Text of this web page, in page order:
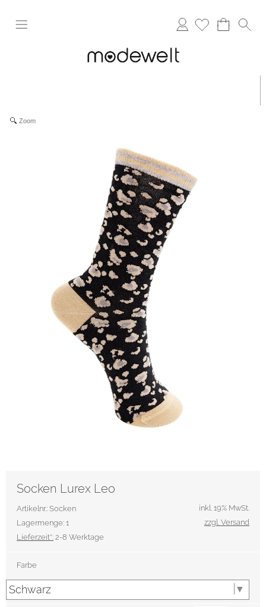
Anmelden
Zoom
Socken Lurex Leo
Artikelnr.: Socken
Lagermenge: 1
Lieferzeit*: 2-8 Werktage
inkl. 19% MwSt.
zzgl. Versand
Farbe